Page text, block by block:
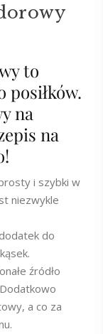
to
na
na
i szybki w
niezwykle
do
źródło
a co za